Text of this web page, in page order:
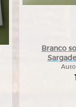
Branco